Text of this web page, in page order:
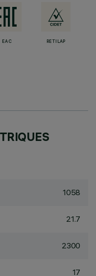
EAC RETILAP
1058
21.7
2300
17